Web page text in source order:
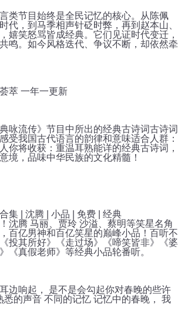
类节目始终是全民记忆的核心。从陈佩
代，到马季相声针砭时弊，再到赵本山、
嬉笑怒骂皆成经典。它们见证时代变迁，
鸣。如今风格迭代、争议不断，却依然牵
萃 一年一更新
咏流传》节目中所出的经典古诗词古诗词
受我国古代语言的韵律和意味适合人群：
你将收获：重温耳熟能详的经典古诗词，
境，品味中华民族的文化精髓！
集 | 沈腾 | 小品 | 免费 | 经典
沈腾 马丽、贾玲 沙溢、蔡明等笑星名角
百亿男神和百亿笑星的巅峰小品！百听不
投其所好》《走过场》《啼笑皆非》《婆
《真假老师》等经典小品轮番听。
边响起， 是不是会勾起你对春晚的些许
悉的声音 不同的记忆 记忆中的春晚， 我